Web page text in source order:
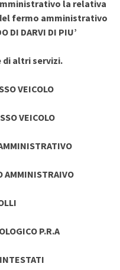
la relativa
fermo amministrativo
DI DARVI DI PIU’
di altri servizi.
VEICOLO
VEICOLO
AMMINISTRAIVO
P.R.A